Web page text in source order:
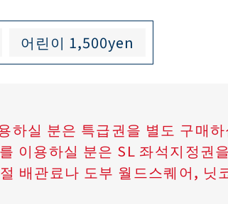
어린이 1,500
하실 분은 특급권을 별도 구매
이용하실 분은 SL 좌석지정권
배관료나 도부 월드스퀘어, 닛